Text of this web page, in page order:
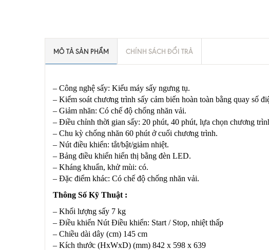
MÔ TẢ SẢN PHẨM CHÍNH SÁCH ĐỔI TRẢ
– Công nghệ sấy: Kiểu máy sấy ngưng tụ.
– Kiểm soát chương trình sấy cảm biến hoàn toàn bằng quay số
– Giảm nhăn: Có chế độ chống nhăn vải.
– Điều chỉnh thời gian sấy: 20 phút, 40 phút, lựa chọn chương
– Chu kỳ chống nhăn 60 phút ở cuối chương trình.
– Nút điều khiển: tắt/bật/giảm nhiệt.
– Bảng điều khiển hiển thị bằng đèn LED.
– Kháng khuẩn, khử mùi: có.
– Đặc điểm khác: Có chế độ chống nhăn vải.
Thông Số Kỹ Thuật :
– Khối lượng sấy 7 kg
– Điều khiển Nút Điều khiển: Start / Stop, nhiệt thấp
– Chiều dài dây (cm) 145 cm
– Kích thước (HxWxD) (mm) 842 x 598 x 639